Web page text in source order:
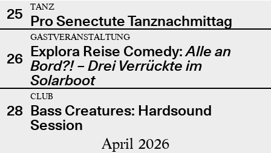
25
TANZ
Pro Senectute Tanznachmittag
26
GASTVERANSTALTUNG
Explora Reise Comedy:Alle an
Bord?! – Drei Verrückte im
Solarboot
28
CLUB
Bass Creatures: Hardsound
Session
April 2026